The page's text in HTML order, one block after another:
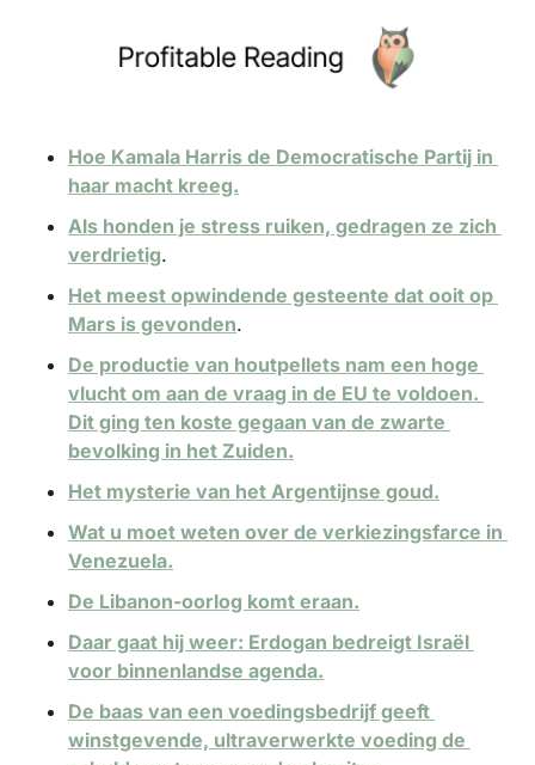
Hoe Kamala Harris de Democratische Partij in
haar macht kreeg.
Als honden je stress ruiken, gedragen ze zich
verdrietig.
Het meest opwindende gesteente dat ooit op
Mars is gevonden.
De productie van houtpellets nam een hoge
vlucht om aan de vraag in de EU te voldoen.
Dit ging ten koste gegaan van de zwarte
bevolking in het Zuiden.
Het mysterie van het Argentijnse goud.
Wat u moet weten over de verkiezingsfarce in
Venezuela.
De Libanon-oorlog komt eraan.
Daar gaat hij weer: Erdogan bedreigt Israël
voor binnenlandse agenda.
De baas van een voedingsbedrijf geeft
winstgevende, ultraverwerkte voeding de